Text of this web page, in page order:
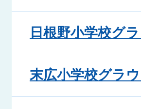
日根野小学校グ
末広小学校グラ